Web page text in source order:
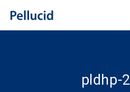
pldhp-